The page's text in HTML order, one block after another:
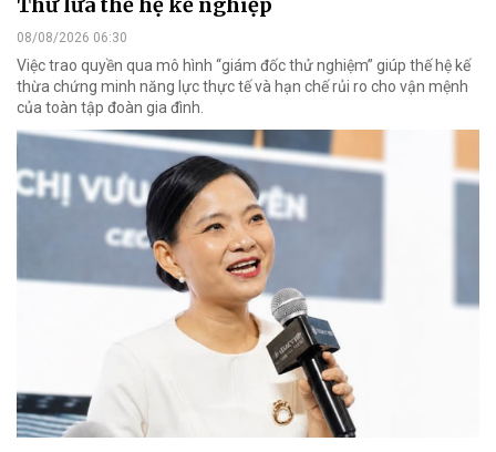
08/08/2026 06:30
Việc trao quyền qua mô hình “giám đốc thử nghiệm” giúp thế hệ kế
thừa chứng minh năng lực thực tế và hạn chế rủi ro cho vận mệnh
của toàn tập đoàn gia đình.